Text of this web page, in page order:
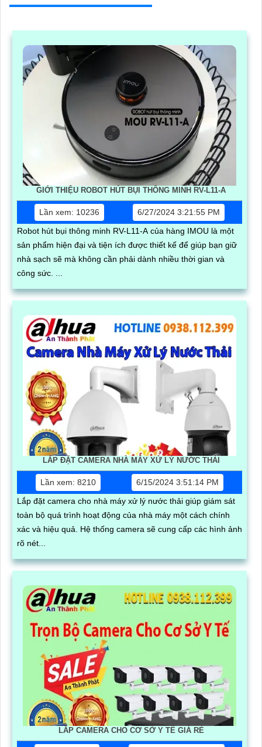
GIỚI THIỆU ROBOT HÚT BỤI THÔNG MINH RV-L11-A
Lần xem: 10236
6/27/2024 3:21:55 PM
Robot hút bụi thông minh RV-L11-A của hàng IMOU là một
sản phẩm hiện đại và tiện ích được thiết kế để giúp bạn giữ
nhà sạch sẽ mà không cần phải dành nhiều thời gian và
công sức. ...
LẮP ĐẶT CAMERA NHÀ MÁY XỬ LÝ NƯỚC THẢI
Lần xem: 8210
6/15/2024 3:51:14 PM
Lắp đặt camera cho nhà máy xử lý nước thải giúp giám sát
toàn bộ quá trình hoạt động của nhà máy một cách chính
xác và hiệu quả. Hệ thống camera sẽ cung cấp các hình ảnh
rõ nét...
LẮP CAMERA CHO CƠ SỞ Y TẾ GIÁ RẺ